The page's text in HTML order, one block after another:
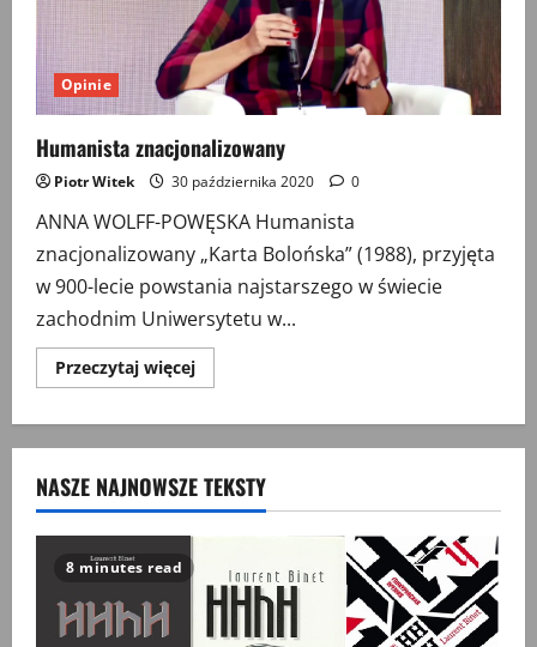
Opinie
Humanista znacjonalizowany
Piotr Witek 30 października 2020 0
ANNA WOLFF-POWĘSKA Humanista
znacjonalizowany „Karta Bolońska” (1988), przyjęta
w 900-lecie powstania najstarszego w świecie
zachodnim Uniwersytetu w...
Przeczytaj więcejPrzeczytaj
więcej
NASZE NAJNOWSZE TEKSTY
8 minutes read